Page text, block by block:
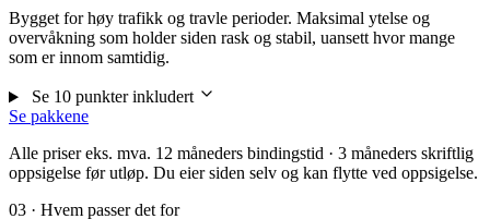
Bygget for høy trafikk og travle perioder. Maksimal ytelse og
overvåkning som holder siden rask og stabil, uansett hvor mange
som er innom samtidig.
Se 10 punkter inkludert
Se pakkene
Alle priser eks. mva. 12 måneders bindingstid · 3 måneders skriftlig
oppsigelse før utløp. Du eier siden selv og kan flytte ved oppsigelse.
03 · Hvem passer det for